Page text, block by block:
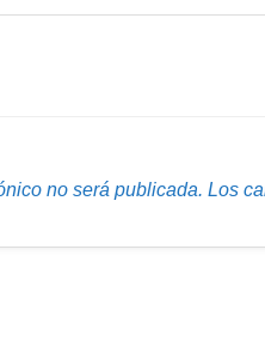
no será publicada. Los